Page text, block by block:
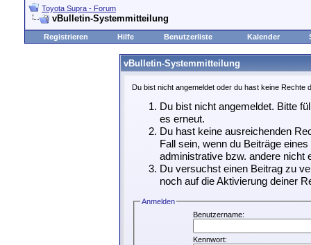
Toyota Supra - Forum
vBulletin-Systemmitteilung
Registrieren Hilfe Benutzerliste Kalender
vBulletin-Systemmitteilung
Du bist nicht angemeldet oder du hast keine Rechte
Du bist nicht angemeldet. Bitte
es erneut.
Du hast keine ausreichenden
Fall sein, wenn du Beiträge
administrative bzw. andere nicht
Du versuchst einen Beitrag zu
noch auf die Aktivierung deiner
Anmelden
Benutzername:
Kennwort: